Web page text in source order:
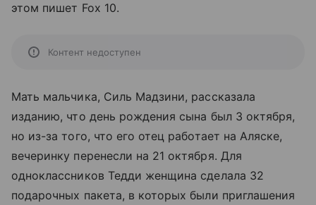
этом пишет Fox 10.
Контент недоступен
Мать мальчика, Силь Мадзини, рассказала
изданию, что день рождения сына был 3 октября,
но из-за того, что его отец работает на Аляске,
вечеринку перенесли на 21 октября. Для
одноклассников Тедди женщина сделала 32
подарочных пакета, в которых были приглашения